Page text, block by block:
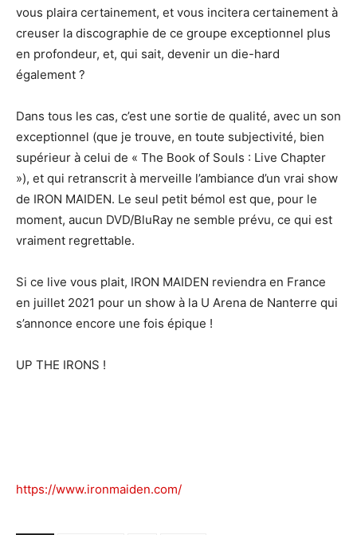
vous plaira certainement, et vous incitera certainement à
creuser la discographie de ce groupe exceptionnel plus
en profondeur, et, qui sait, devenir un die-hard
également ?
Dans tous les cas, c’est une sortie de qualité, avec un son
exceptionnel (que je trouve, en toute subjectivité, bien
supérieur à celui de « The Book of Souls : Live Chapter
»), et qui retranscrit à merveille l’ambiance d’un vrai show
de IRON MAIDEN. Le seul petit bémol est que, pour le
moment, aucun DVD/BluRay ne semble prévu, ce qui est
vraiment regrettable.
Si ce live vous plait, IRON MAIDEN reviendra en France
en juillet 2021 pour un show à la U Arena de Nanterre qui
s’annonce encore une fois épique !
UP THE IRONS !
https://www.ironmaiden.com/